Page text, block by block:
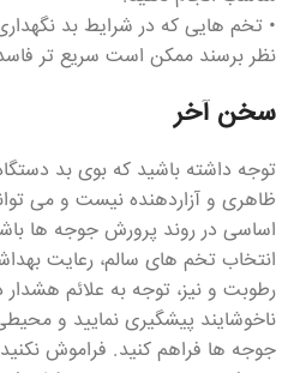
• تخم هایی که در شرایط بد
نظر برسند ممکن است سریع تر
سخن آخر
توجه داشته باشید که بوی بد
ظاهری و آزاردهنده نیست و می
اساسی در روند پرورش جوجه ها
انتخاب تخم های سالم، رعایت
رطوبت و نیز، توجه به علائم
ناخوشایند پیشگیری نمایید و
جوجه ها فراهم کنید. فراموش